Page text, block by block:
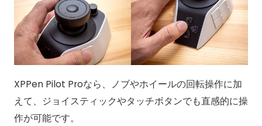
XPPen Pilot Proなら、ノブやホイールの回転操作に加
えて、ジョイスティックやタッチボタンでも直感的に操
作が可能です。